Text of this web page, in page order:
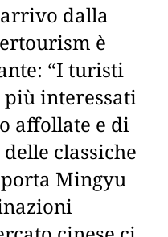
dalla
è
“I turisti
più interessati
affollate e di
classiche
Mingyu